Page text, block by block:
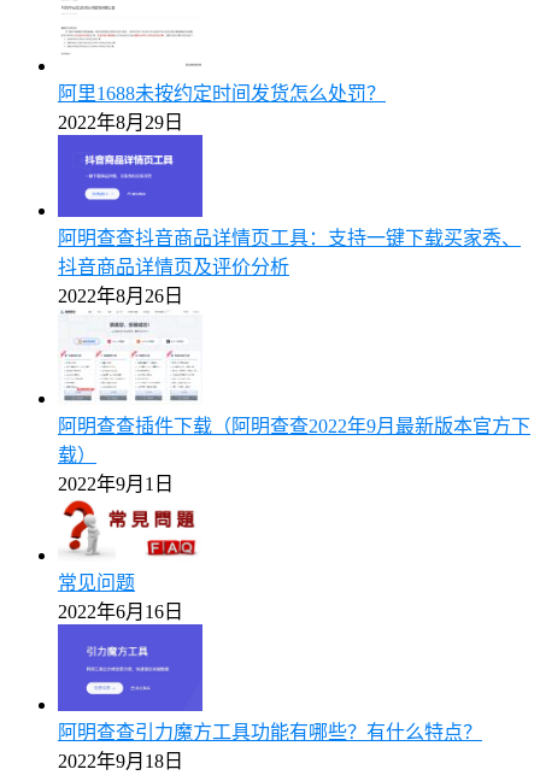
阿里1688未按约定时间发货怎么处罚？
2022年8月29日
阿明查查抖音商品详情页工具：支持一键下载买家秀、
抖音商品详情页及评价分析
2022年8月26日
阿明查查插件下载（阿明查查2022年9月最新版本官方下
载）
2022年9月1日
常见问题
2022年6月16日
阿明查查引力魔方工具功能有哪些？有什么特点？
2022年9月18日